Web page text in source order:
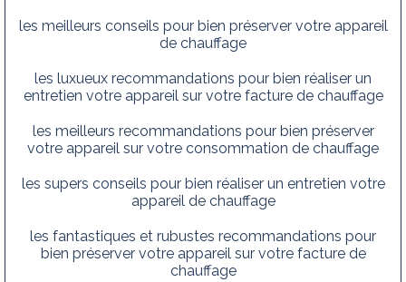
les meilleurs conseils pour bien préserver votre appareil
de chauffage
les luxueux recommandations pour bien réaliser un
entretien votre appareil sur votre facture de chauffage
les meilleurs recommandations pour bien préserver
votre appareil sur votre consommation de chauffage
les supers conseils pour bien réaliser un entretien votre
appareil de chauffage
les fantastiques et rubustes recommandations pour
bien préserver votre appareil sur votre facture de
chauffage